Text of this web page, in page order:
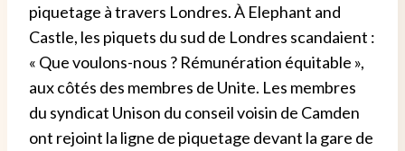
piquetage à travers Londres. À Elephant and
Castle, les piquets du sud de Londres scandaient :
« Que voulons-nous ? Rémunération équitable »,
aux côtés des membres de Unite. Les membres
du syndicat Unison du conseil voisin de Camden
ont rejoint la ligne de piquetage devant la gare de